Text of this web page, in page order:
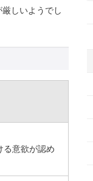
しいようでし
る意欲が認め